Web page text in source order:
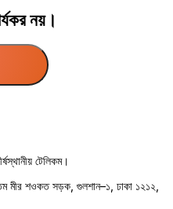
নয়।
টেলিকম।
মীর শওকত সড়ক, গুলশান–১, ঢাকা ১২১২,